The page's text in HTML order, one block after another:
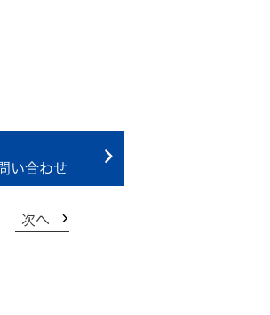
い合わせ
次へ